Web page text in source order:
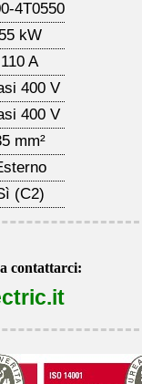
4T0550
55 kW
110 A
400 V
400 V
mm²
(C2)
contattarci: